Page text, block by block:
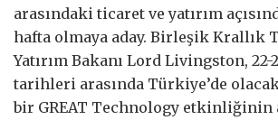
arasındaki ticaret ve yatırım
hafta olmaya aday. Birleşik Krallık
Yatırım Bakanı Lord Livingston, 22-
tarihleri arasında Türkiye’de
bir GREAT Technology etkinliğinin